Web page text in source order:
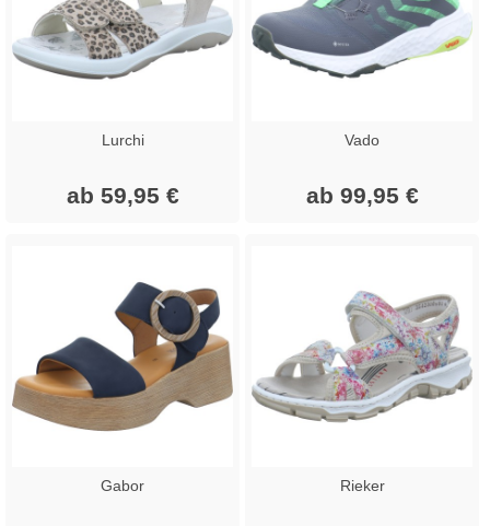
Lurchi
ab 59,95 €
Vado
ab 99,95 €
Gabor Rieker